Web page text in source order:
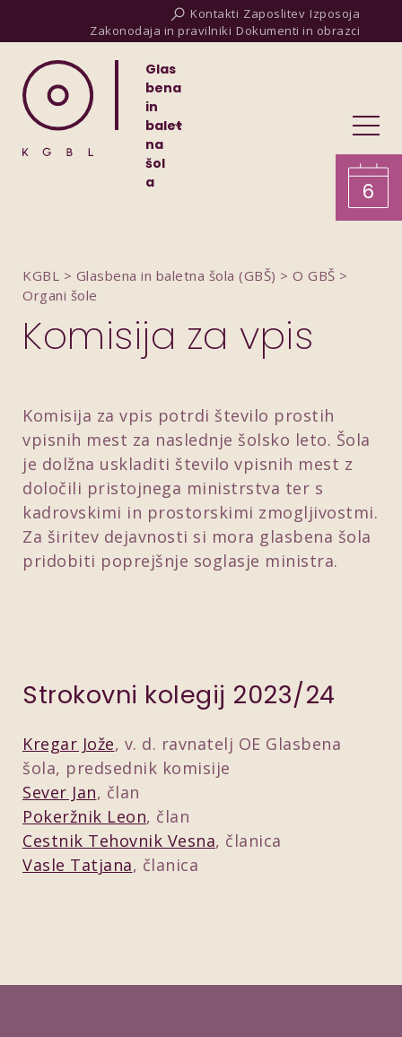
Kontakti Zaposlitev Izposoja
Zakonodaja in pravilniki Dokumenti in obrazci
Glas
bena
in
balet
na
šol
a
6
KGBL > Glasbena in baletna šola (GBŠ) > O GBŠ >
Organi šole
Komisija za vpis
Komisija za vpis potrdi število prostih
vpisnih mest za naslednje šolsko leto. Šola
je dolžna uskladiti število vpisnih mest z
določili pristojnega ministrstva ter s
kadrovskimi in prostorskimi zmogljivostmi.
Za širitev dejavnosti si mora glasbena šola
pridobiti poprejšnje soglasje ministra.
Strokovni kolegij 2023/24
Kregar Jože, v. d. ravnatelj OE Glasbena
šola, predsednik komisije
Sever Jan, član
Pokeržnik Leon, član
Cestnik Tehovnik Vesna, članica
Vasle Tatjana, članica